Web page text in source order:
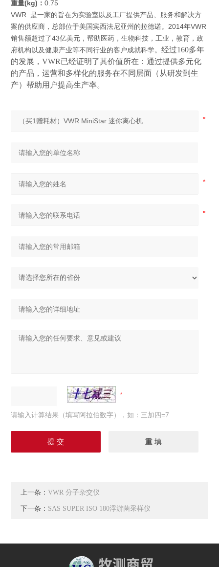
重量(kg)：0.75
VWR 是一家的旨在为实验室以及工厂提供产品、服务和解决方
案的供应商，总部位于美国宾西法尼亚州的拉德诺。2014年VWR
销售额超过了43亿美元，帮助医药，生物科技，工业，教育，政
府机构以及健康产业等不同行业的客户成就科学。经过160多年
的发展，VWR已经证明了其价值所在：通过提供多元化
的产品，运营和多样化的服务在不同层面（从研发到生
产）帮助用户提高生产率。
请输入计算结果（填写阿拉伯数字），如：三加四=7
上一条：VWR 分子杂交仪
下一条： SAS SUPER ISO 180浮游菌采样仪